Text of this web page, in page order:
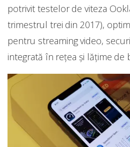
potrivit testelor de viteza
trimestrul trei din 2017),
pentru streaming video,
integrată în rețea și lățime de